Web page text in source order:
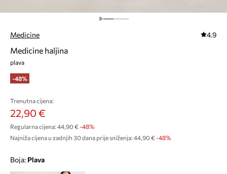
Medicine 4.9
Medicine haljina
plava
-48%
Trenutna cijena:
22,90 €
Regularna cijena: 44,90 €-48%
Najniža cijena u zadnjih 30 dana prije sniženja: 44,90 € -48%
Boja: plava